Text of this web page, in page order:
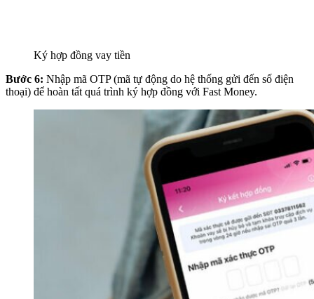
Ký hợp đồng vay tiền
Bước 6: Nhập mã OTP (mã tự động do hệ thống gửi đến số điện
thoại) để hoàn tất quá trình ký hợp đồng với Fast Money.